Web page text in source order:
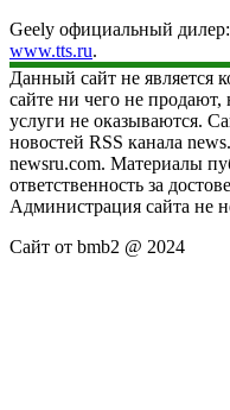
Geely официальный дилер:
www.tts.ru.
Данный сайт не является
сайте ни чего не
услуги не оказываются.
новостей RSS канала
newsru.com. Материалы
ответственность за
Администрация сайта не
Сайт от bmb2 @ 2024